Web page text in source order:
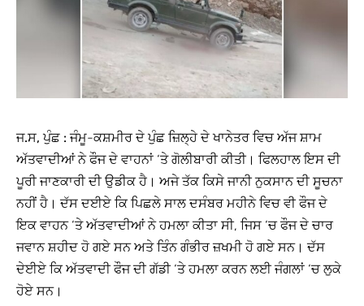
ਜ.ਸ, ਪੁੰਛ : ਜੰਮੂ-ਕਸ਼ਮੀਰ ਦੇ ਪੁੰਛ ਜ਼ਿਲ੍ਹੇ ਦੇ ਖਾਨੇਤਰ ਵਿਚ ਅੱਜ ਸ਼ਾਮ
ਅੱਤਵਾਦੀਆਂ ਨੇ ਫੌਜ ਦੇ ਵਾਹਨਾਂ ‘ਤੇ ਗੋਲੀਬਾਰੀ ਕੀਤੀ। ਫਿਲਹਾਲ ਇਸ ਦੀ
ਪੂਰੀ ਜਾਣਕਾਰੀ ਦੀ ਉਡੀਕ ਹੈ। ਅਜੇ ਤੱਕ ਕਿਸੇ ਜਾਨੀ ਨੁਕਸਾਨ ਦੀ ਸੂਚਨਾ
ਨਹੀਂ ਹੈ। ਦੱਸ ਦਈਏ ਕਿ ਪਿਛਲੇ ਸਾਲ ਦਸੰਬਰ ਮਹੀਨੇ ਵਿਚ ਵੀ ਫੌਜ ਦੇ
ਇਕ ਵਾਹਨ ‘ਤੇ ਅੱਤਵਾਦੀਆਂ ਨੇ ਹਮਲਾ ਕੀਤਾ ਸੀ, ਜਿਸ ‘ਚ ਫੌਜ ਦੇ ਚਾਰ
ਜਵਾਨ ਸ਼ਹੀਦ ਹੋ ਗਏ ਸਨ ਅਤੇ ਤਿੰਨ ਗੰਭੀਰ ਜ਼ਖਮੀ ਹੋ ਗਏ ਸਨ। ਦੱਸ
ਦੇਈਏ ਕਿ ਅੱਤਵਾਦੀ ਫੌਜ ਦੀ ਗੱਡੀ ‘ਤੇ ਹਮਲਾ ਕਰਨ ਲਈ ਜੰਗਲਾਂ ‘ਚ ਲੁਕੇ
ਹੋਏ ਸਨ।